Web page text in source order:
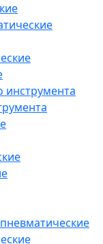
инструмента